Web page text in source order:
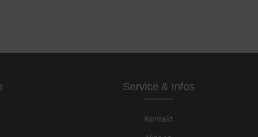
Service & Infos
Kontakt